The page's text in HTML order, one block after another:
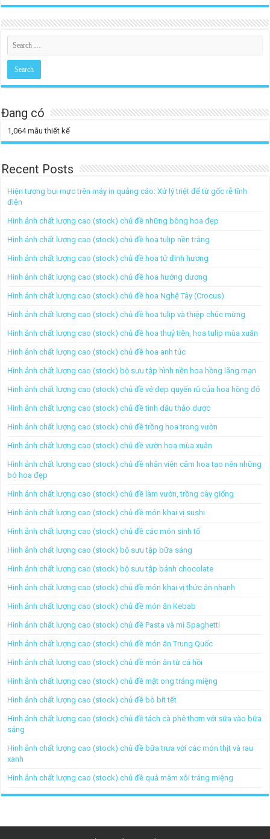
Đang có
1,064mẫu thiết kế
Recent Posts
Hiện tượng bụi mực trên máy in quảng cáo: Xử lý triệt để từ gốc rễ tĩnh
điện
Hình ảnh chất lượng cao (stock) chủ đề những bông hoa đẹp
Hình ảnh chất lượng cao (stock) chủ đề hoa tulip nền trắng
Hình ảnh chất lượng cao (stock) chủ đề hoa tử đinh hương
Hình ảnh chất lượng cao (stock) chủ đề hoa hướng dương
Hình ảnh chất lượng cao (stock) chủ đề hoa Nghệ Tây (Crocus)
Hình ảnh chất lượng cao (stock) chủ đề hoa tulip và thiệp chúc mừng
Hình ảnh chất lượng cao (stock) chủ đề hoa thuỷ tiên, hoa tulip mùa xuân
Hình ảnh chất lượng cao (stock) chủ đề hoa anh túc
Hình ảnh chất lượng cao (stock) bộ sưu tập hình nền hoa hồng lãng mạn
Hình ảnh chất lượng cao (stock) chủ đề vẻ đẹp quyến rũ của hoa hồng đỏ
Hình ảnh chất lượng cao (stock) chủ đề tinh dầu thảo dược
Hình ảnh chất lượng cao (stock) chủ đề trồng hoa trong vườn
Hình ảnh chất lượng cao (stock) chủ đề vườn hoa mùa xuân
Hình ảnh chất lượng cao (stock) chủ đề nhân viên cắm hoa tạo nên những
bó hoa đẹp
Hình ảnh chất lượng cao (stock) chủ đề làm vườn, trồng cây giống
Hình ảnh chất lượng cao (stock) chủ đề món khai vị sushi
Hình ảnh chất lượng cao (stock) chủ đề các món sinh tố
Hình ảnh chất lượng cao (stock) bộ sưu tập bữa sáng
Hình ảnh chất lượng cao (stock) bộ sưu tập bánh chocolate
Hình ảnh chất lượng cao (stock) chủ đề món khai vị thức ăn nhanh
Hình ảnh chất lượng cao (stock) chủ đề món ăn Kebab
Hình ảnh chất lượng cao (stock) chủ đề Pasta và mì Spaghetti
Hình ảnh chất lượng cao (stock) chủ đề món ăn Trung Quốc
Hình ảnh chất lượng cao (stock) chủ đề món ăn từ cá hồi
Hình ảnh chất lượng cao (stock) chủ đề mật ong tráng miệng
Hình ảnh chất lượng cao (stock) chủ đề bò bít tết
Hình ảnh chất lượng cao (stock) chủ đề tách cà phê thơm với sữa vào bữa
sáng
Hình ảnh chất lượng cao (stock) chủ đề bữa trưa với các món thịt và rau
xanh
Hình ảnh chất lượng cao (stock) chủ đề quả mâm xôi tráng miệng